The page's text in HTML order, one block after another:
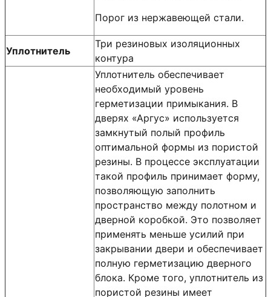
Порог из нержавеющей стали.
Уплотнитель
Три резиновых изоляционных
контура
Уплотнитель обеспечивает
необходимый уровень
герметизации примыкания. В
дверях «Аргус» используется
замкнутый полый профиль
оптимальной формы из пористой
резины. В процессе эксплуатации
такой профиль принимает форму,
позволяющую заполнить
пространство между полотном и
дверной коробкой. Это позволяет
применять меньше усилий при
закрывании двери и обеспечивает
полную герметизацию дверного
блока. Кроме того, уплотнитель из
пористой резины имеет